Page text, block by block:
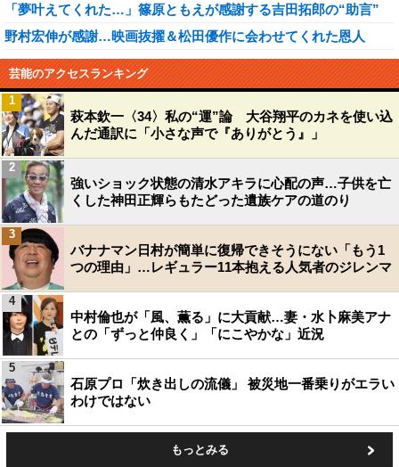
「夢叶えてくれた…」篠原ともえが感謝する吉田拓郎の“助言”
野村宏伸が感謝…映画抜擢＆松田優作に会わせてくれた恩人
芸能のアクセスランキング
萩本欽一〈34〉私の“運”論 大谷翔平のカネを使い込
んだ通訳に「小さな声で『ありがとう』」
1
強いショック状態の清水アキラに心配の声…子供を亡
くした神田正輝らもたどった遺族ケアの道のり
2
バナナマン日村が簡単に復帰できそうにない「もう1
つの理由」…レギュラー11本抱える人気者のジレンマ
3
中村倫也が「風、薫る」に大貢献…妻・水卜麻美アナ
との「ずっと仲良く」「にこやかな」近況
4
石原プロ「炊き出しの流儀」 被災地一番乗りがエラい
わけではない
5
もっとみる